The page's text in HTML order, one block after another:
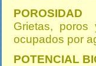
POROSIDAD
Grietas,
ocupados por
POTENCIAL